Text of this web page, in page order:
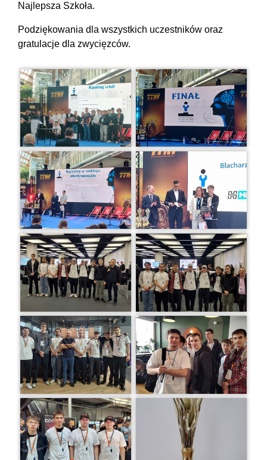
Najlepsza Szkoła.
Podziękowania dla wszystkich uczestników oraz
gratulacje dla zwycięzców.